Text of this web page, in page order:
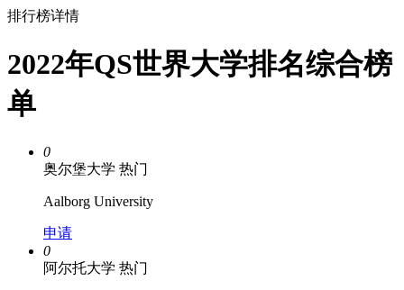
排行榜详情
2022年QS世界大学排名综合榜
单
0
奥尔堡大学 热门
Aalborg University
申请
0
阿尔托大学 热门